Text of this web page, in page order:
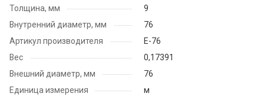
Толщина, мм
9
Внутренний диаметр, мм
76
Артикул производителя
Е-76
Вес
0,17391
Внешний диаметр, мм
76
Единица измерения
м